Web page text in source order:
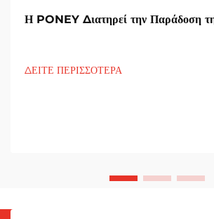
Η PONEY Διατηρεί την Παράδοση
ΔΕΙΤΕ ΠΕΡΙΣΣΟΤΕΡΑ